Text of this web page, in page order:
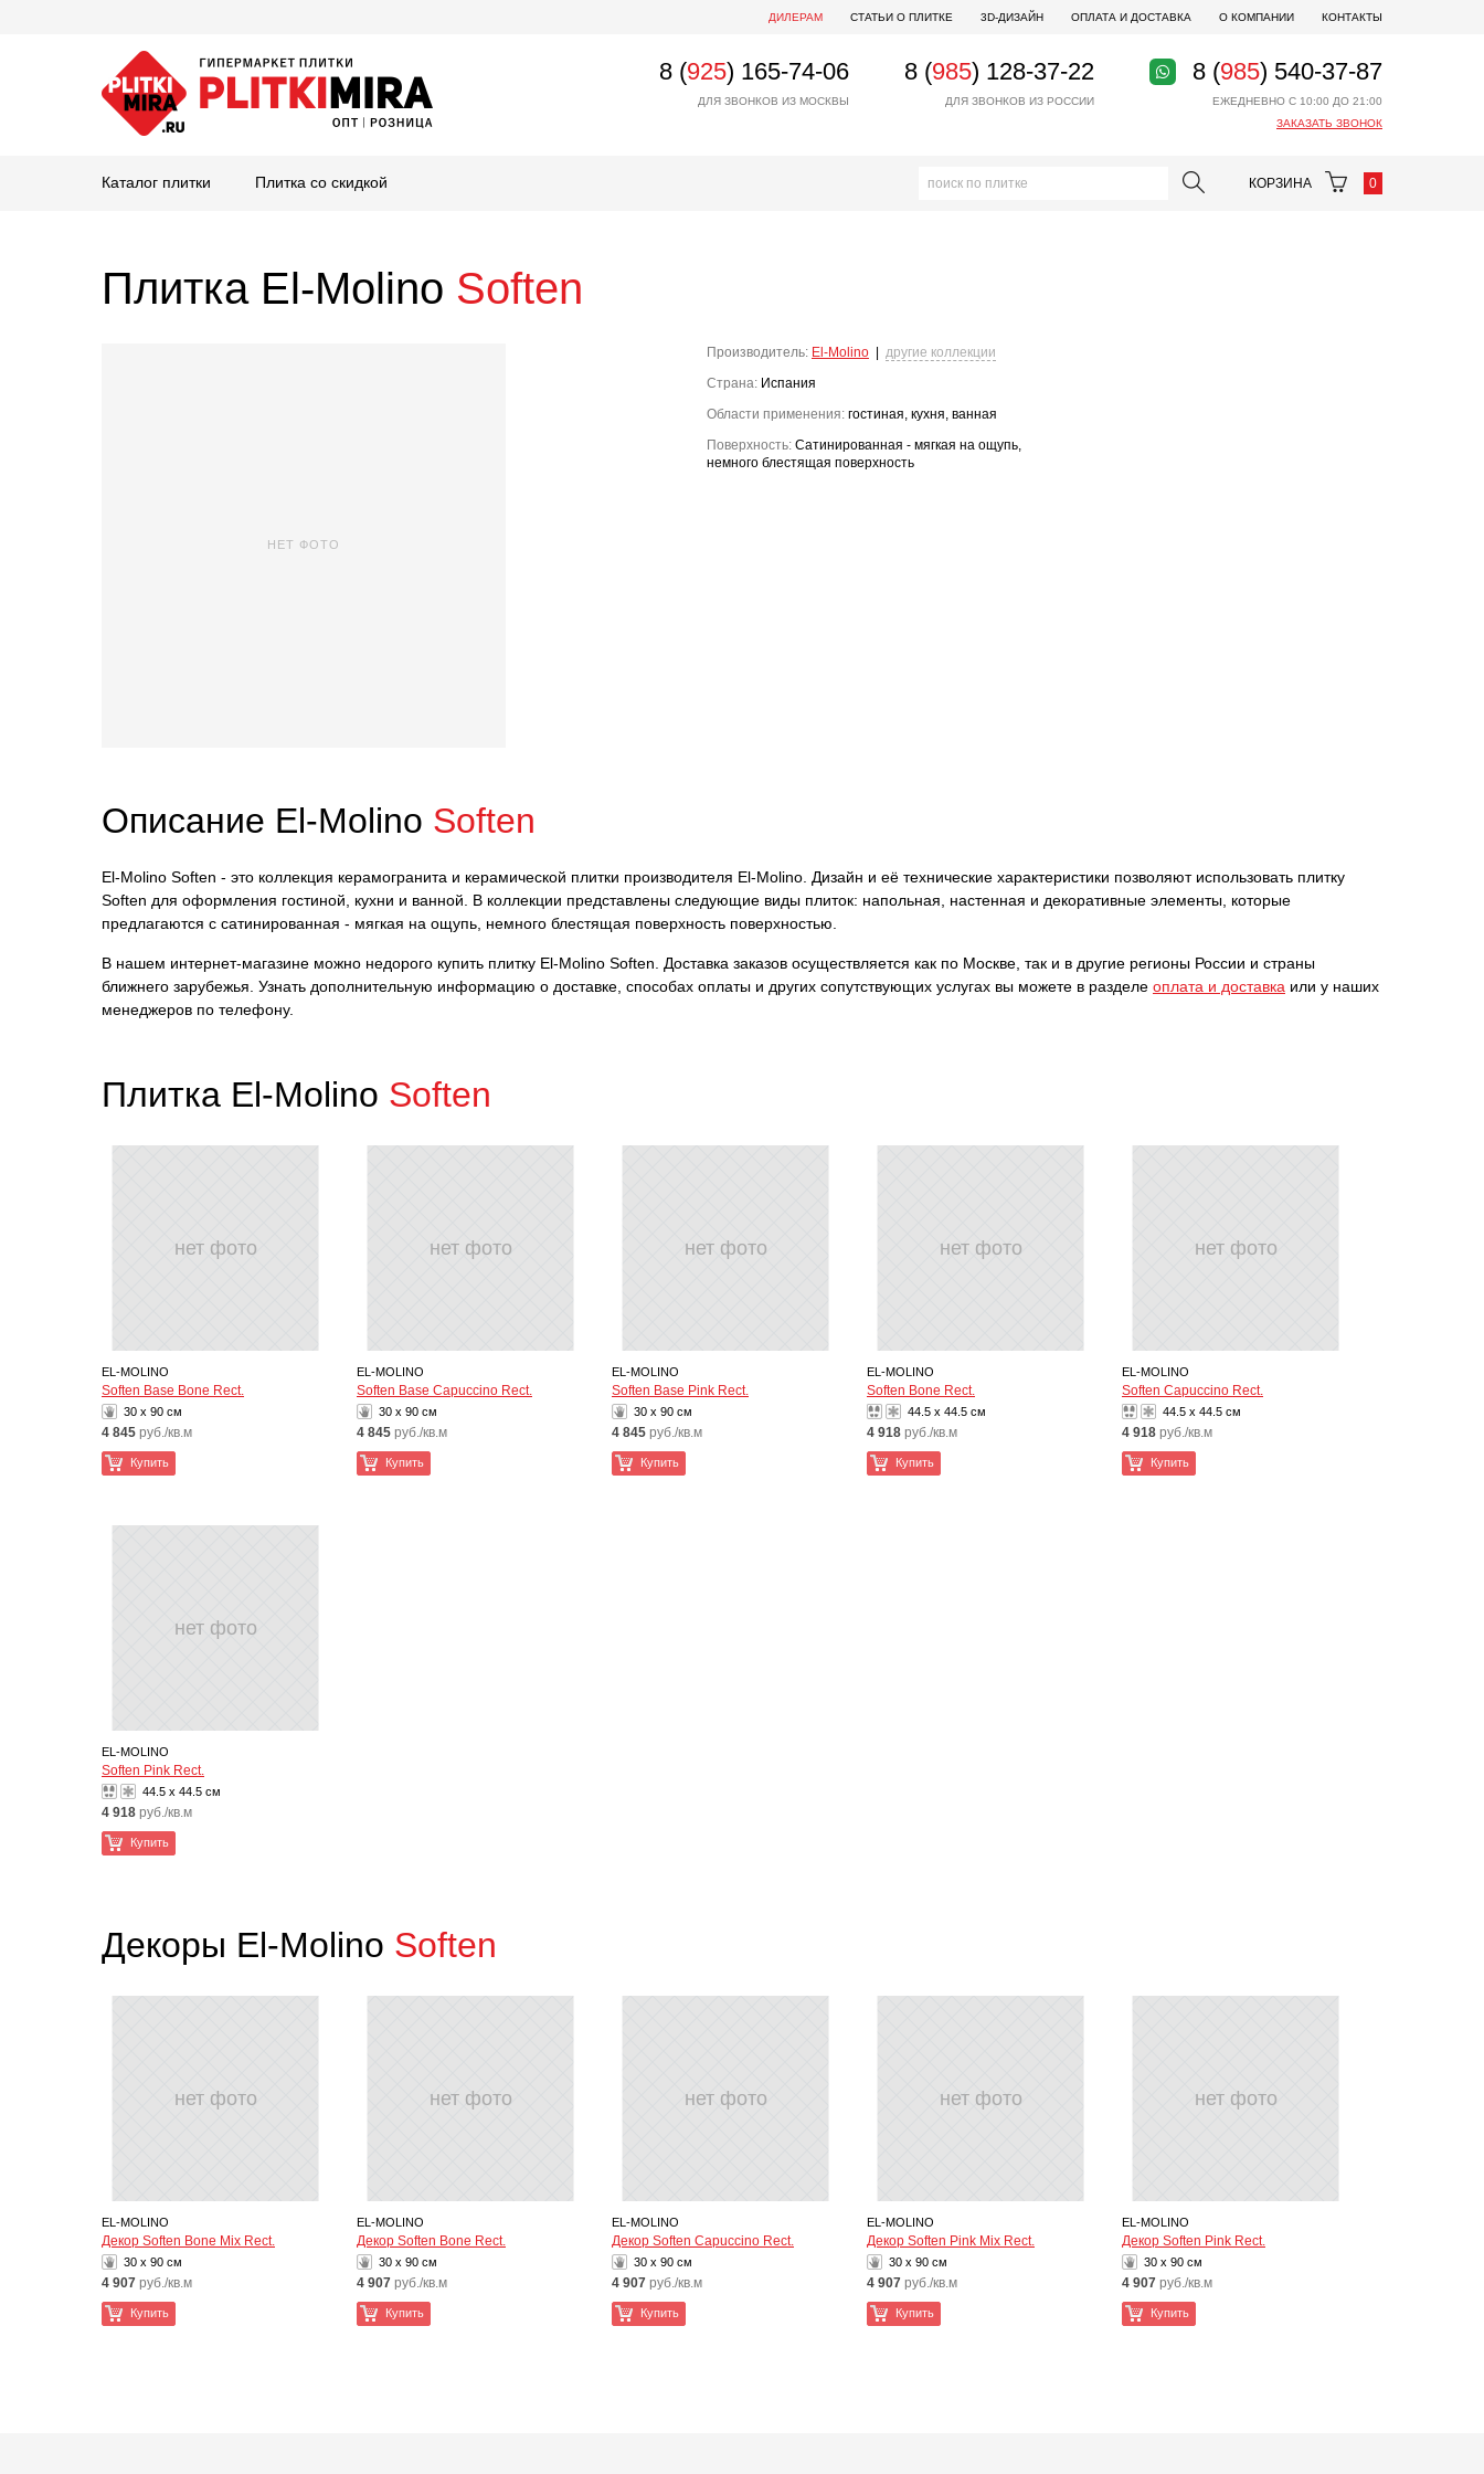
ДИЛЕРАМ СТАТЬИ О ПЛИТКЕ 3D-ДИЗАЙН ОПЛАТА И ДОСТАВКА О КОМПАНИИ КОНТАКТЫ
8 (925) 165-74-06
ДЛЯ ЗВОНКОВ ИЗ МОСКВЫ
8 (985) 128-37-22
ДЛЯ ЗВОНКОВ ИЗ РОССИИ
8 (985) 540-37-87
ЕЖЕДНЕВНО С 10:00 ДО 21:00
ЗАКАЗАТЬ ЗВОНОК
Каталог плитки Плитка со скидкой КОРЗИНА 0
Плитка El-Molino Soften
НЕТ ФОТО
Производитель: El-Molino
другие коллекции
Страна: Испания
Области применения: гостиная, кухня, ванная
Поверхность: Сатинированная - мягкая на ощупь,
немного блестящая поверхность
Описание El-Molino Soften
El-Molino Soften - это коллекция керамогранита и керамической плитки производителя El-Molino. Дизайн и её технические характеристики позволяют использовать плитку
Soften для оформления гостиной, кухни и ванной. В коллекции представлены следующие виды плиток: напольная, настенная и декоративные элементы, которые
предлагаются с сатинированная - мягкая на ощупь, немного блестящая поверхность поверхностью.
В нашем интернет-магазине можно недорого купить плитку El-Molino Soften. Доставка заказов осуществляется как по Москве, так и в другие регионы России и страны
ближнего зарубежья. Узнать дополнительную информацию о доставке, способах оплаты и других сопутствующих услугах вы можете в разделе оплата и доставка или у наших
менеджеров по телефону.
Плитка El-Molino Soften
нет фото
EL-MOLINO
Soften Base Bone Rect.
30 x 90 см
4 845 руб./кв.м
Купить
нет фото
EL-MOLINO
Soften Base Capuccino Rect.
30 x 90 см
4 845 руб./кв.м
Купить
нет фото
EL-MOLINO
Soften Base Pink Rect.
30 x 90 см
4 845 руб./кв.м
Купить
нет фото
EL-MOLINO
Soften Bone Rect.
44.5 x 44.5 см
4 918 руб./кв.м
Купить
нет фото
EL-MOLINO
Soften Capuccino Rect.
44.5 x 44.5 см
4 918 руб./кв.м
Купить
нет фото
EL-MOLINO
Soften Pink Rect.
44.5 x 44.5 см
4 918 руб./кв.м
Купить
Декоры El-Molino Soften
нет фото
EL-MOLINO
Декор Soften Bone Mix Rect.
30 x 90 см
4 907 руб./кв.м
Купить
нет фото
EL-MOLINO
Декор Soften Bone Rect.
30 x 90 см
4 907 руб./кв.м
Купить
нет фото
EL-MOLINO
Декор Soften Capuccino Rect.
30 x 90 см
4 907 руб./кв.м
Купить
нет фото
EL-MOLINO
Декор Soften Pink Mix Rect.
30 x 90 см
4 907 руб./кв.м
Купить
нет фото
EL-MOLINO
Декор Soften Pink Rect.
30 x 90 см
4 907 руб./кв.м
Купить